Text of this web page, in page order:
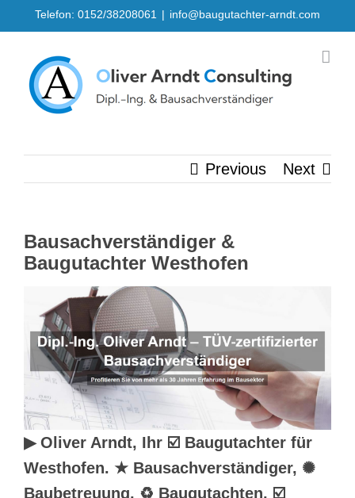
to
content
Telefon: 0152/38208061 | info@baugutachter-arndt.com
Previous Next
Bausachverständiger &
Baugutachter Westhofen
▶︎ Oliver Arndt, Ihr ☑️ Baugutachter für
Westhofen. ★ Bausachverständiger, ✺
Baubetreuung, ♻ Baugutachten, ☑️